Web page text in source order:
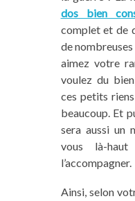
dos bien
complet et de
de
aimez votre
voulez du
ces petits
beaucoup. Et
sera aussi un
vous là-
l’accompagner.
Ainsi, selon